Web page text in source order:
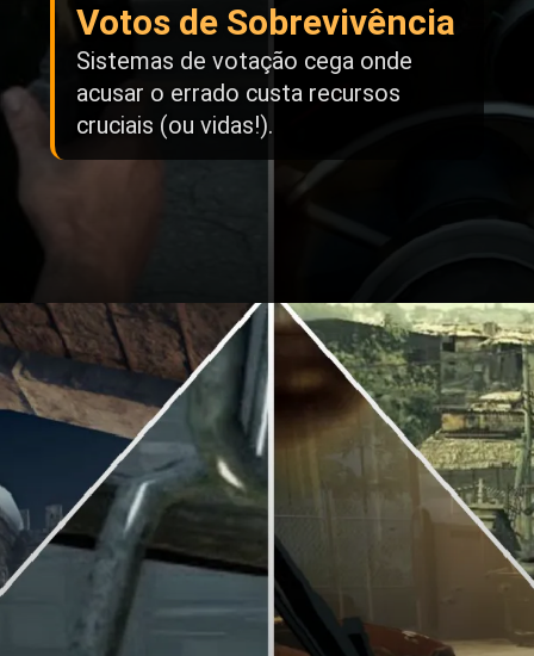
Votos de Sobrevivência
Sistemas de votação cega onde
acusar o errado custa recursos
cruciais (ou vidas!).